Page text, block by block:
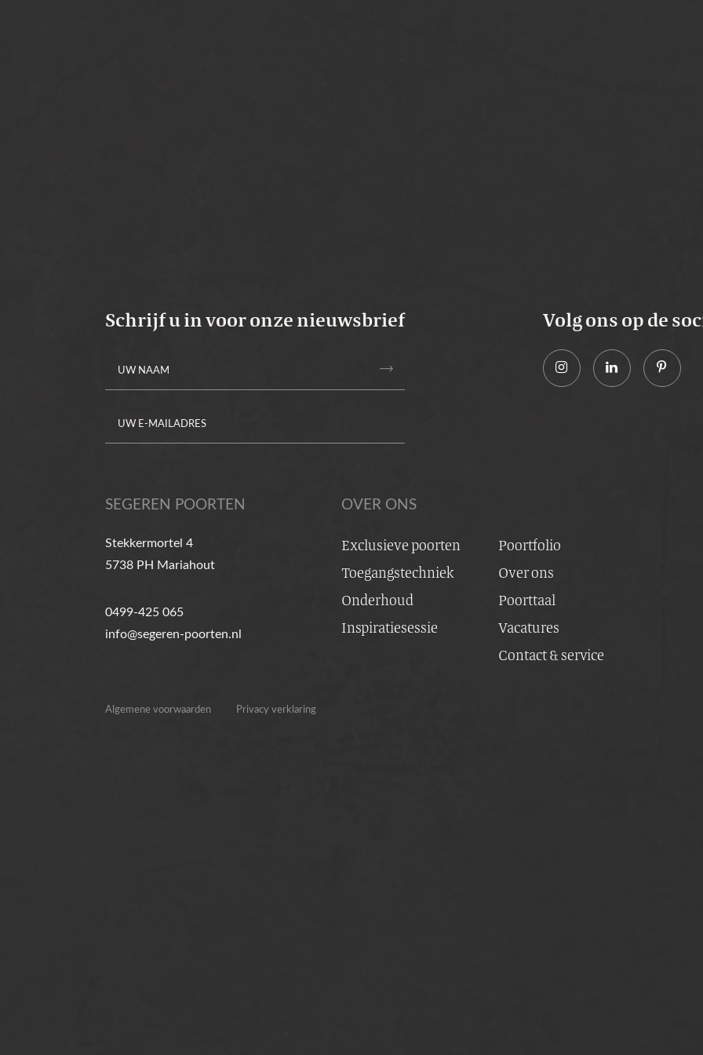
[…]
Lees verder…from Bovengronds automatisering voor poorten
Bovengrondse automatisering voor draaipoort
Schrijf u in voor onze nieuwsbrief
trending_flat
Volg ons op de
SEGEREN POORTEN
Stekkermortel 4
5738 PH Mariahout
0499-425 065
info@segeren-poorten.nl
OVER ONS
Exclusieve poorten
Toegangstechniek
Onderhoud
Inspiratiesessie
Poortfolio
Over ons
Poorttaal
Vacatures
Contact & service
Algemene voorwaarden Privacy verklaring